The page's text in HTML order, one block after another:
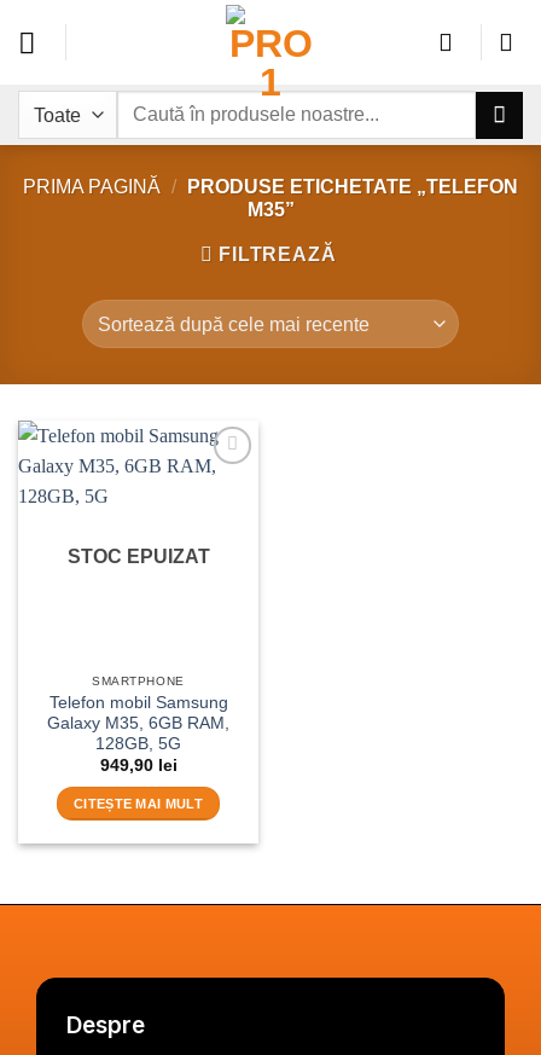
Caută
PRIMA PAGINĂ /
PRODUSE ETICHETATE „TELEFON
M35”
FILTREAZĂ
STOC EPUIZAT
SMARTPHONE
Telefon mobil Samsung
Galaxy M35, 6GB RAM,
128GB, 5G
949,90 lei
CITEȘTE MAI MULT
Despre